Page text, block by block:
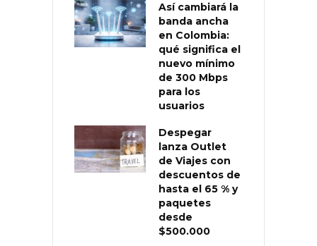
Así cambiará la
banda ancha
en Colombia:
qué significa el
nuevo mínimo
de 300 Mbps
para los
usuarios
Despegar
lanza Outlet
de Viajes con
descuentos de
hasta el 65 % y
paquetes
desde
$500.000